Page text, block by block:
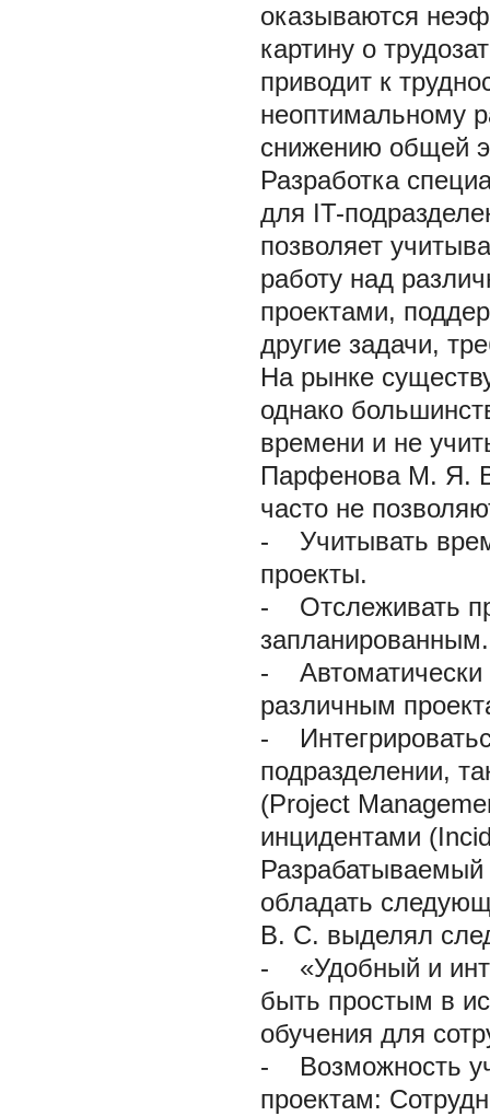
оказываются
картину о
приводит к
неоптимальному
снижению общей
Разработка
для IT-
позволяет
работу над
проектами,
другие задачи,
На рынке
однако
времени и не
Парфенова М. Я. В
часто не
-
Учитывать
проекты.
-
Отслеживать
запланированным.
-
Автоматически
различным
-
подразделении,
(Project
инцидентами
Разрабатываемый
обладать
В. С. выделял
-
«Удобный и
быть простым в
обучения для
-
Возможность
проектам: